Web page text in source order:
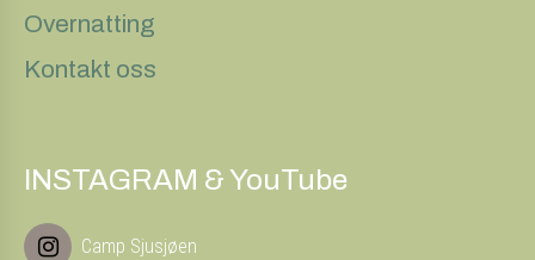
Overnatting
Kontakt oss
INSTAGRAM & YouTube
Camp Sjusjøen